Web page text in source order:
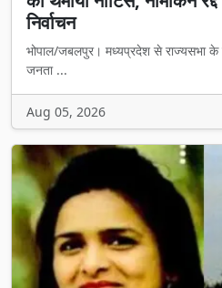
निर्वाचन
भोपाल/जबलपुर। मध्यप्रदेश से राज्यसभा के
जनता ...
Aug 05, 2026